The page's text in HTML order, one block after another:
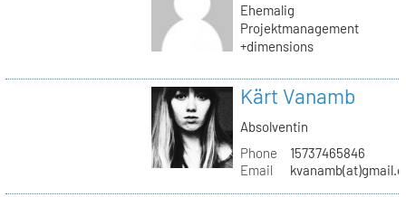
Ehemalig
Projektmanagement
+dimensions
Kärt Vanamb
Absolventin
Phone
15737465846
Email